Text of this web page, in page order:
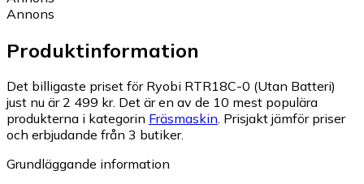
Annons
Produktinformation
Det billigaste priset för Ryobi RTR18C-0 (Utan Batteri)
just nu är 2 499 kr. Det är en av de 10 mest populära
produkterna i kategorin Fräsmaskin. Prisjakt jämför priser
och erbjudande från 3 butiker.
Grundläggande information